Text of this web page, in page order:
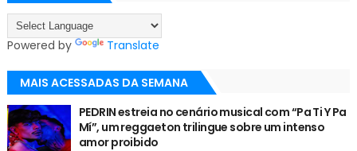
Powered by Translate
MAIS ACESSADAS DA SEMANA
PEDRIN estreia no cenário musical com “Pa Ti Y Pa
Mí”, um reggaeton trilingue sobre um intenso
amor proibido